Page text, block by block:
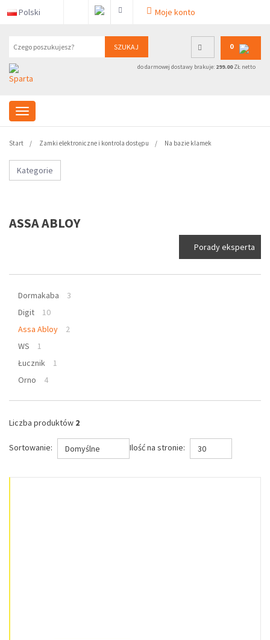
Polski Moje konto
SZUKAJ 0
do darmowej dostawy brakuje: 299.00ZŁ netto
Start Zamki elektroniczne i kontrola dostępu Na bazie klamek
Kategorie
ASSA ABLOY
Porady eksperta
Dormakaba
3
Digit
10
Assa Abloy
2
WS
1
Łucznik
1
Orno
4
Liczba produktów 2
Sortowanie: Domyślne Ilość na stronie: 30